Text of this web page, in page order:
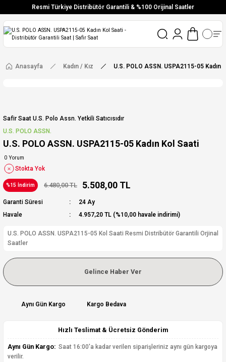
Resmi Türkiye Distribütör Garantili & %100 Orijinal Saatler
Vade Farksız 6 Taksit
Aynı Gün Stoktan Gönderim
Ücretsiz Kargo
Anasayfa Kadın / Kız U.S. POLO ASSN. USPA2115-05 Kadın
Safir Saat U.s. Polo Assn. Yetkili Satıcısıdır
U.S. POLO ASSN.
U.S. POLO ASSN. USPA2115-05 Kadın Kol Saati
0 Yorum
Stokta Yok
%15 İndirim 6.480,00 TL 5.508,00 TL
Garanti Süresi
24 Ay
Havale
4.957,20 TL (%10,00 havale indirimi)
U.S. POLO ASSN. USPA2115-05 Kol Saati Resmi Distribütör Garantili Orjinal
Saatler
Gelince Haber Ver
Aynı Gün Kargo Kargo Bedava
Hızlı Teslimat & Ücretsiz Gönderim
Aynı Gün Kargo: Saat 16:00'a kadar verilen siparişleriniz aynı gün kargoya
verilir.